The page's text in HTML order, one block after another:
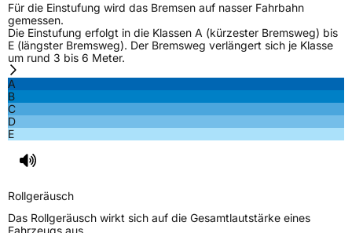
Rollgeräusch (dB)74
FahrzeugklasseC1
3PMSF / Schneeflockensymbol / Alpine-Symbol
Allgemeine Produktsicherheit (GPSR)
zhaoye@enjoytyre.com
Für die Einstufung wird das Bremsen auf nasser Fahrbahn
gemessen.
Die Einstufung erfolgt in die Klassen A (kürzester Bremsweg) bis
E (längster Bremsweg). Der Bremsweg verlängert sich je Klasse
um rund 3 bis 6 Meter.
A
B
C
D
E
Rollgeräusch
Das Rollgeräusch wirkt sich auf die Gesamtlautstärke eines